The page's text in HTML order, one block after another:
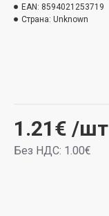
1.21€ /шт
Без НДС: 1.00€
EAN: 8594021253719
Страна: Unknown